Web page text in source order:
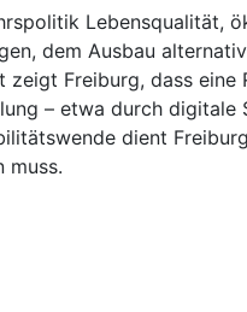
Lebensqualität,
dem Ausbau
Freiburg, dass eine
– etwa durch digitale
dient
muss.